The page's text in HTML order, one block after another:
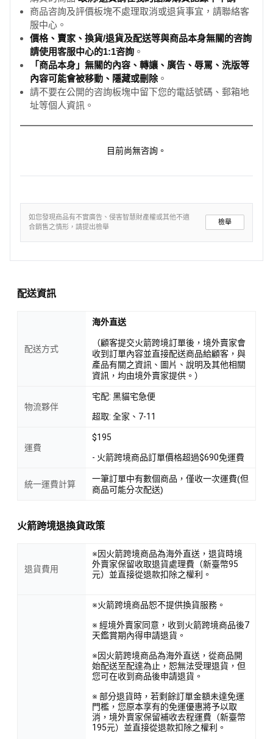
商品咨詢及評價板塊不處理取消或退貨事宜，請聯絡客
服中心。
價格、賣家、換貨/退貨及配送等與商品本身無關的咨詢
請使用客服中心的1:1咨詢 。
「商品本身」無關的內容、轉讓、廣告、辱罵、洗版等
內容可能會被移動、隱藏或刪除。
請不要在公開的咨詢板塊中留下您的電話號碼、郵箱地
址等個人資訊。
目前尚無咨詢。
如您發現商品有不實廣告、侵害智慧財產權或其他不適
合銷售之情形，請提出檢舉
檢舉
配送資訊
配送方式
海外直送
（顧客提交火箭跨境訂單後，境外賣家會
收到訂單內容並直接配送商品給顧客，與
產品有關之資訊、圖片、說明及其他相關
資訊，均由境外賣家提供。）
物流夥伴
宅配: 黑貓宅急便
超取: 全家、7-11
運費
$195
- 火箭跨境商品訂單價格超過$690免運費
統一運費計算
一筆訂單中有數個商品，僅收一次運費(但
商品可能分次配送)
火箭跨境退換貨政策
退貨費用
※因火箭跨境商品為海外直送，退貨時境
外賣家保留收取退貨處理費（新臺幣95
元）並直接從退款扣除之權利。
※火箭跨境商品恕不提供換貨服務。
※ 經境外賣家同意，收到火箭跨境商品後7
天鑑賞期內得申請退貨。
※因火箭跨境商品為海外直送，從商品開
始配送至配達為止，恕無法受理退貨，但
您可在收到商品後申請退貨。
※ 部分退貨時，若剩餘訂單金額未達免運
門檻，您原本享有的免運優惠將予以取
消，境外賣家保留補收去程運費（新臺幣
195元）並直接從退款扣除之權利。